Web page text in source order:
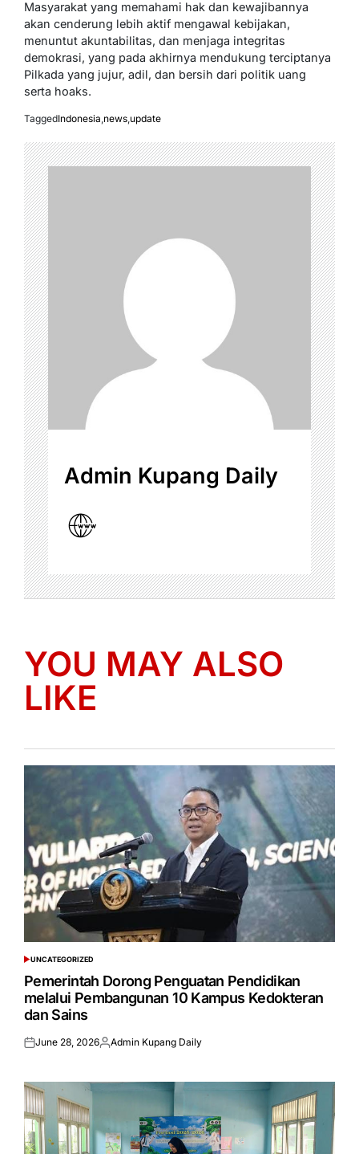
Masyarakat yang memahami hak dan kewajibannya
akan cenderung lebih aktif mengawal kebijakan,
menuntut akuntabilitas, dan menjaga integritas
demokrasi, yang pada akhirnya mendukung terciptanya
Pilkada yang jujur, adil, dan bersih dari politik uang
serta hoaks.
TaggedIndonesia,news,update
Admin Kupang Daily
YOU MAY ALSO
LIKE
POSTED
IN
UNCATEGORIZED
Pemerintah Dorong Penguatan Pendidikan
melalui Pembangunan 10 Kampus Kedokteran
dan Sains
Posted
June 28, 2026Posted
Admin Kupang Daily